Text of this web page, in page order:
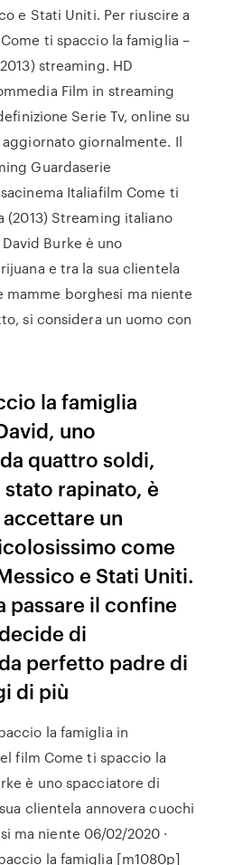
e Stati Uniti. Per riuscire a
ti spaccio la famiglia –
streaming. HD
Film in streaming
Serie Tv, online su
giornalmente. Il
Guardaserie
Italiafilm Come ti
(2013) Streaming italiano
Burke è uno
e tra la sua clientela
mamme borghesi ma niente
si considera un uomo con
la famiglia
uno
quattro soldi,
rapinato, è
un
come
e Stati Uniti.
passare il confine
di
perfetto padre di
di più
la famiglia in
film Come ti spaccio la
è uno spacciatore di
clientela annovera cuochi
ma niente 06/02/2020 ·
la famiglia [m1080p]